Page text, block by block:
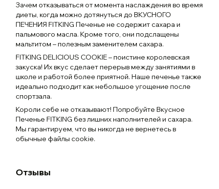
Зачем отказываться от момента наслаждения во время
диеты, когда можно дотянуться до ВКУСНОГО
ПЕЧЕНИЯ FITKING Печенье не содержит сахара и
пальмового масла. Кроме того, они подслащены
мальтитом – полезным заменителем сахара.
FITKING DELICIOUS COOKIE – поистине королевская
закуска! Их вкус сделает перерыв между занятиями в
школе и работой более приятной. Наше печенье также
идеально подходит как небольшое угощение после
спортзала.
Короли себе не отказывают! Попробуйте Вкусное
Печенье FITKING без лишних наполнителей и сахара.
Мы гарантируем, что вы никогда не вернетесь в
обычные файлы cookie.
Отзывы